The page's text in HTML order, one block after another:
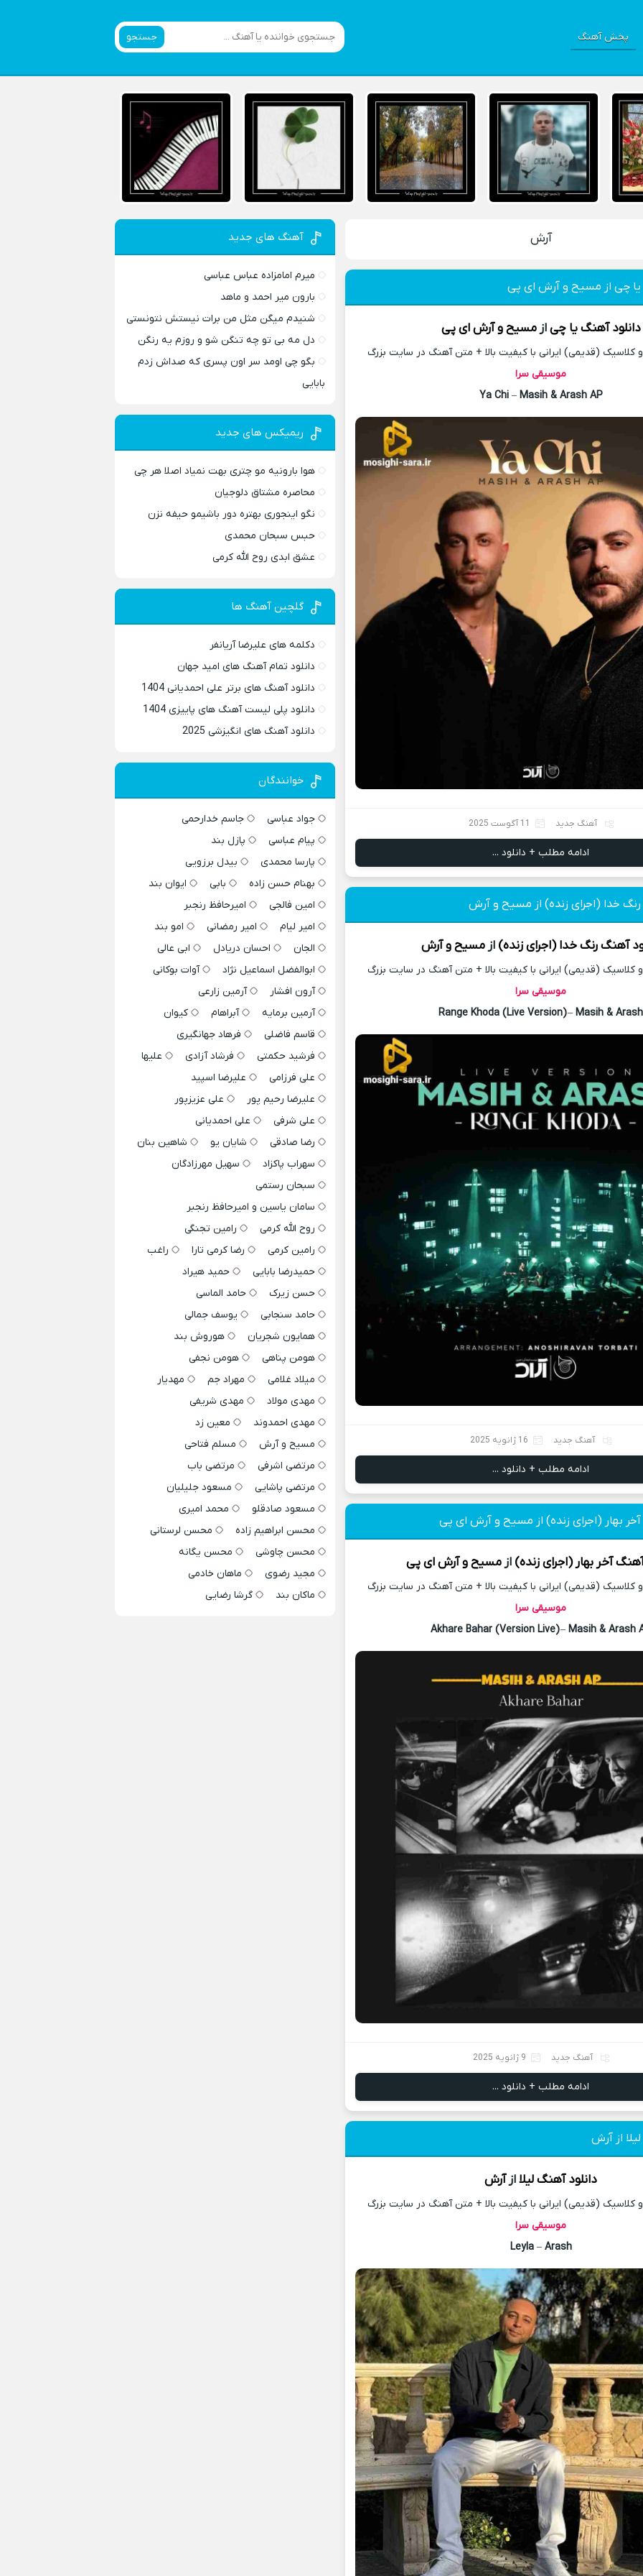
پخش آهنگ جستجو
آرش
یا چی از مسیح و آرش ای پی
دانلود آهنگیا چیازمسیحو آرش ای پی
(قدیمی) ایرانی با کیفیت بالا + متن آهنگ در سایت بزرگ
موسیقی سرا
Ya Chi– Masih & Arash AP
آهنگ جدید 11 آگوست 2025
ادامه مطلب + دانلود ...
رنگ خدا (اجرای زنده) از مسیح و آرش
آهنگرنگ خدا (اجرای زنده) ازمسیح و آرش
(قدیمی) ایرانی با کیفیت بالا + متن آهنگ در سایت بزرگ
موسیقی سرا
Range Khoda (Live Version)–Masih & Arash
آهنگ جدید 16 ژانویه 2025
ادامه مطلب + دانلود ...
آخر بهار (اجرای زنده) از مسیح و آرش ای پی
آهنگآخر بهار (اجرای زنده) ازمسیح و آرش ای پی
(قدیمی) ایرانی با کیفیت بالا + متن آهنگ در سایت بزرگ
موسیقی سرا
Akhare Bahar (Version Live)– Masih & Arash
آهنگ جدید 9 ژانویه 2025
ادامه مطلب + دانلود ...
از آرش
دانلود آهنگ لیلا ازآرش
(قدیمی) ایرانی با کیفیت بالا + متن آهنگ در سایت بزرگ
موسیقی سرا
Leyla– Arash
آهنگ های جدید
میرم امامزاده عباس عباسی
بارون میر احمد و ماهد
شنیدم میگن مثل من برات نیستش نتونستی
دل مه بی تو چه تنگن شو و روزم یه رنگن
بگو چی اومد سر اون پسری که صداش زدم
بابایی
ریمیکس های جدید
هوا بارونیه مو چتری بهت نمیاد اصلا هر چی
محاصره مشتاق دلوجیان
نگو اینجوری بهتره دور باشیمو حیفه نزن
حبس سبحان محمدی
عشق ابدی روح الله کرمی
گلچین آهنگ ها
دکلمه های علیرضا آریانفر
دانلود تمام آهنگ های امید جهان
دانلود آهنگ های برتر علی احمدیانی 1404
دانلود پلی لیست آهنگ های پاییزی 1404
دانلود آهنگ های انگیزشی 2025
خوانندگان
جواد عباسی
جاسم خدارحمی
پیام عباسی
پازل بند
پارسا محمدی
بیدل برزویی
بهنام حسن زاده
بابی
ایوان بند
امین فالجی
امیرحافظ رنجبر
امیر لیام
امیر رمضانی
امو بند
الجان
احسان دریادل
ابی عالی
ابوالفضل اسماعیل نژاد
آوات بوکانی
آرون افشار
آرمین زارعی
آرمین برمایه
آبراهام
کیوان
قاسم فاضلی
فرهاد جهانگیری
فرشید حکمتی
فرشاد آزادی
علیها
علی فرزامی
علیرضا اسپید
علیرضا رحیم پور
علی عزیزپور
علی شرفی
علی احمدیانی
رضا صادقی
شایان یو
شاهین بنان
سهراب پاکزاد
سهیل مهرزادگان
سبحان رستمی
سامان یاسین و امیرحافظ رنجبر
روح الله کرمی
رامین تجنگی
رامین کرمی
رضا کرمی تارا
راغب
حمیدرضا بابایی
حمید هیراد
حسن زیرک
حامد الماسی
حامد سنجابی
یوسف جمالی
همایون شجریان
هوروش بند
هومن پناهی
هومن نجفی
میلاد غلامی
مهراد جم
مهدیار
مهدی مولاد
مهدی شریفی
مهدی احمدوند
معین زد
مسیح و آرش
مسلم فتاحی
مرتضی اشرفی
مرتضی باب
مرتضی پاشایی
مسعود جلیلیان
مسعود صادقلو
محمد امیری
محسن ابراهیم زاده
محسن لرستانی
محسن چاوشی
محسن یگانه
مجید رضوی
ماهان خادمی
ماکان بند
گرشا رضایی